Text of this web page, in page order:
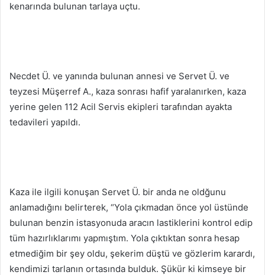
kenarında bulunan tarlaya uçtu.
Necdet Ü. ve yanında bulunan annesi ve Servet Ü. ve
teyzesi Müşerref A., kaza sonrası hafif yaralanırken, kaza
yerine gelen 112 Acil Servis ekipleri tarafından ayakta
tedavileri yapıldı.
Kaza ile ilgili konuşan Servet Ü. bir anda ne oldğunu
anlamadığını belirterek, “Yola çıkmadan önce yol üstünde
bulunan benzin istasyonuda aracın lastiklerini kontrol edip
tüm hazırlıklarımı yapmıştım. Yola çıktıktan sonra hesap
etmediğim bir şey oldu, şekerim düştü ve gözlerim karardı,
kendimizi tarlanın ortasında bulduk. Şükür ki kimseye bir